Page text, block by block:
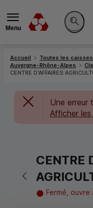
Menu
Accueil Toutes les caisses
Auvergne-Rhône-Alpes
CENTRE D'AFFAIRES
Une erreur
Afficher
Retour vers la page
CENTRE
Fermé, ouvre